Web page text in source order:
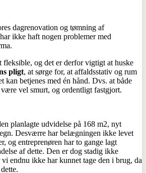
dagrenovation og tømning af
ikke haft nogen problemer med
fleksible, og det er derfor vigtigt at huske
pligt, at sørge for, at affaldsstativ og rum
kan betjenes med én hånd. Dvs. at både
vel smurt, og ordentligt fastgjort.
planlagte udvidelse på 168 m2, nyt
Desværre har belægningen ikke levet
og entreprenøren har to gange lagt
af dette. Den er dog stadig ikke
endnu ikke har kunnet tage den i brug, da